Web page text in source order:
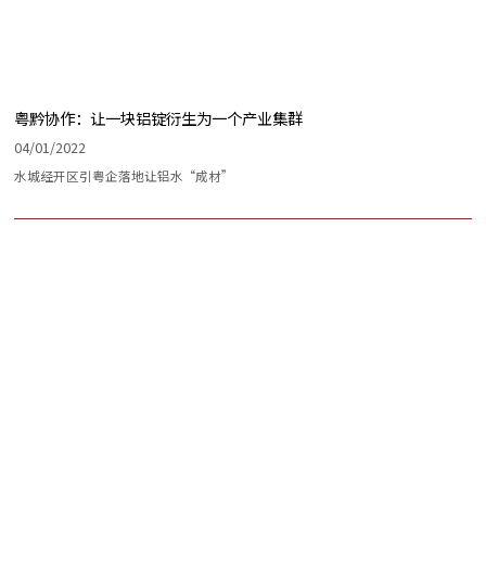
粤黔协作：让一块铝锭衍生为一个产业集群
04/01/2022
水城经开区引粤企落地让铝水“成材”